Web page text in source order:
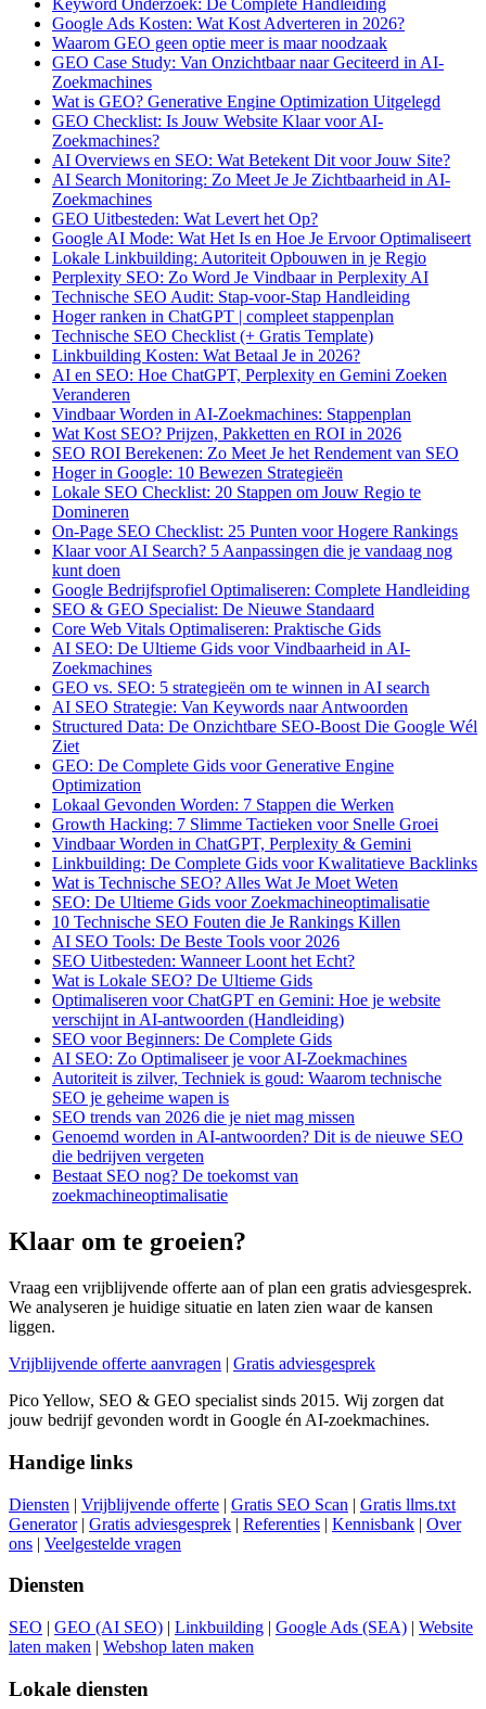
Keyword Onderzoek: De Complete Handleiding
Google Ads Kosten: Wat Kost Adverteren in 2026?
Waarom GEO geen optie meer is maar noodzaak
GEO Case Study: Van Onzichtbaar naar Geciteerd in AI-
Zoekmachines
Wat is GEO? Generative Engine Optimization Uitgelegd
GEO Checklist: Is Jouw Website Klaar voor AI-
Zoekmachines?
AI Overviews en SEO: Wat Betekent Dit voor Jouw Site?
AI Search Monitoring: Zo Meet Je Je Zichtbaarheid in AI-
Zoekmachines
GEO Uitbesteden: Wat Levert het Op?
Google AI Mode: Wat Het Is en Hoe Je Ervoor Optimaliseert
Lokale Linkbuilding: Autoriteit Opbouwen in je Regio
Perplexity SEO: Zo Word Je Vindbaar in Perplexity AI
Technische SEO Audit: Stap-voor-Stap Handleiding
Hoger ranken in ChatGPT | compleet stappenplan
Technische SEO Checklist (+ Gratis Template)
Linkbuilding Kosten: Wat Betaal Je in 2026?
AI en SEO: Hoe ChatGPT, Perplexity en Gemini Zoeken
Veranderen
Vindbaar Worden in AI-Zoekmachines: Stappenplan
Wat Kost SEO? Prijzen, Pakketten en ROI in 2026
SEO ROI Berekenen: Zo Meet Je het Rendement van SEO
Hoger in Google: 10 Bewezen Strategieën
Lokale SEO Checklist: 20 Stappen om Jouw Regio te
Domineren
On-Page SEO Checklist: 25 Punten voor Hogere Rankings
Klaar voor AI Search? 5 Aanpassingen die je vandaag nog
kunt doen
Google Bedrijfsprofiel Optimaliseren: Complete Handleiding
SEO & GEO Specialist: De Nieuwe Standaard
Core Web Vitals Optimaliseren: Praktische Gids
AI SEO: De Ultieme Gids voor Vindbaarheid in AI-
Zoekmachines
GEO vs. SEO: 5 strategieën om te winnen in AI search
AI SEO Strategie: Van Keywords naar Antwoorden
Structured Data: De Onzichtbare SEO-Boost Die Google Wél
Ziet
GEO: De Complete Gids voor Generative Engine
Optimization
Lokaal Gevonden Worden: 7 Stappen die Werken
Growth Hacking: 7 Slimme Tactieken voor Snelle Groei
Vindbaar Worden in ChatGPT, Perplexity & Gemini
Linkbuilding: De Complete Gids voor Kwalitatieve Backlinks
Wat is Technische SEO? Alles Wat Je Moet Weten
SEO: De Ultieme Gids voor Zoekmachineoptimalisatie
10 Technische SEO Fouten die Je Rankings Killen
AI SEO Tools: De Beste Tools voor 2026
SEO Uitbesteden: Wanneer Loont het Echt?
Wat is Lokale SEO? De Ultieme Gids
Optimaliseren voor ChatGPT en Gemini: Hoe je website
verschijnt in AI-antwoorden (Handleiding)
SEO voor Beginners: De Complete Gids
AI SEO: Zo Optimaliseer je voor AI-Zoekmachines
Autoriteit is zilver, Techniek is goud: Waarom technische
SEO je geheime wapen is
SEO trends van 2026 die je niet mag missen
Genoemd worden in AI-antwoorden? Dit is de nieuwe SEO
die bedrijven vergeten
Bestaat SEO nog? De toekomst van
zoekmachineoptimalisatie
Klaar om te groeien?
Vraag een vrijblijvende offerte aan of plan een gratis adviesgesprek.
We analyseren je huidige situatie en laten zien waar de kansen
liggen.
Vrijblijvende offerte aanvragen | Gratis adviesgesprek
Pico Yellow, SEO & GEO specialist sinds 2015. Wij zorgen dat
jouw bedrijf gevonden wordt in Google én AI-zoekmachines.
Handige links
Diensten | Vrijblijvende offerte | Gratis SEO Scan | Gratis llms.txt
Generator| Gratis adviesgesprek | Referenties | Kennisbank | Over
ons | Veelgestelde vragen
Diensten
SEO | GEO (AI SEO) | Linkbuilding | Google Ads (SEA) | Website
laten maken | Webshop laten maken
Lokale diensten